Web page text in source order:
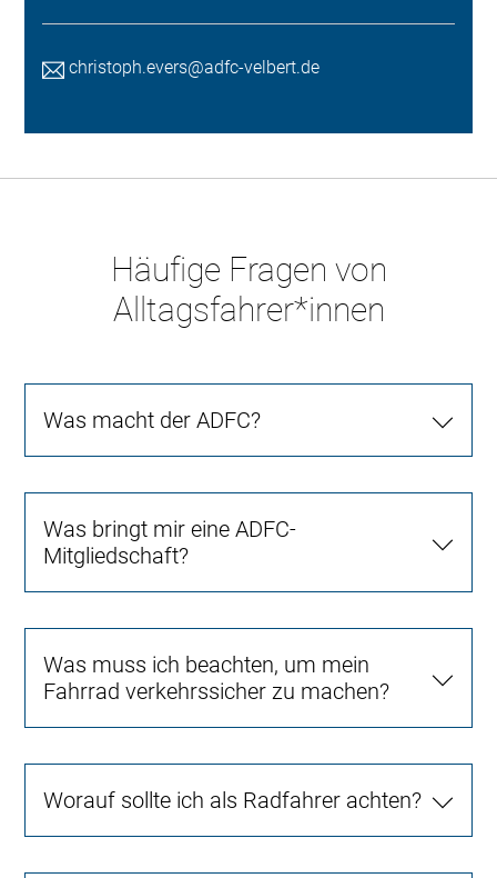
christoph.evers@adfc-velbert.de
Häufige Fragen von
Alltagsfahrer*innen
Was macht der ADFC?
Was bringt mir eine ADFC-
Mitgliedschaft?
Was muss ich beachten, um mein
Fahrrad verkehrssicher zu machen?
Worauf sollte ich als Radfahrer achten?